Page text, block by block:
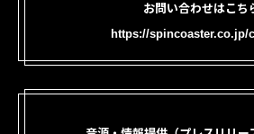
お問い合わせはこち
https://spincoaster.co.jp/